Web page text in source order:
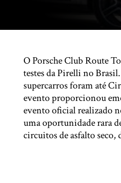
O Porsche Club Route
testes da Pirelli no
supercarros foram até
evento proporcionou
evento oficial realizado
uma oportunidade rara
circuitos de asfalto seco,